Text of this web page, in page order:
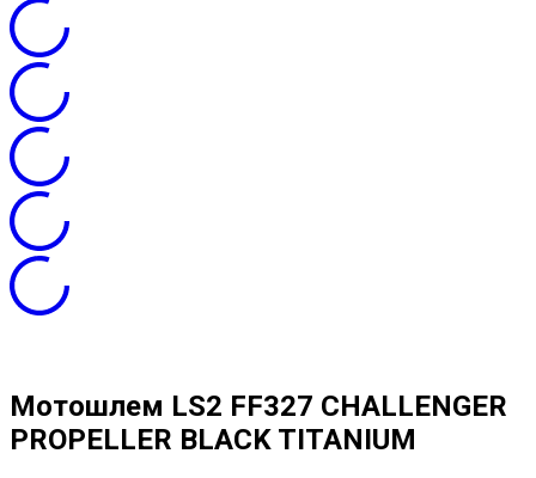
Мотошлем LS2 FF327 CHALLENGER
PROPELLER BLACK TITANIUM